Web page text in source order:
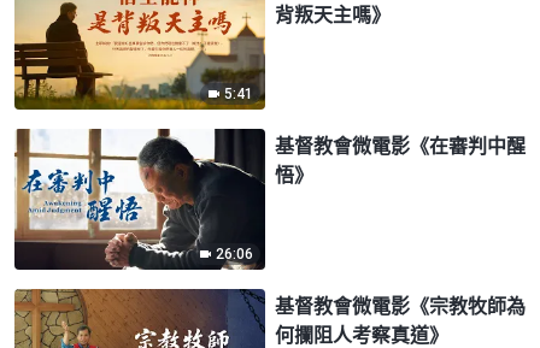
5:41
背叛天主嗎》
26:06
基督教會微電影《在審判中醒
悟》
基督教會微電影《宗教牧師為
何攔阻人考察真道》